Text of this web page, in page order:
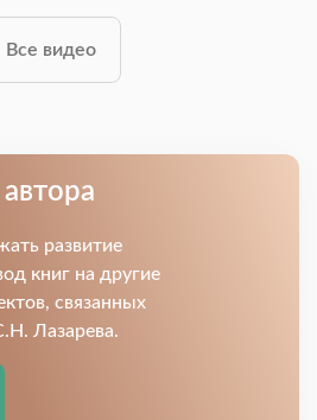
Все видео
развитие
книг на другие
связанных
Лазарева.